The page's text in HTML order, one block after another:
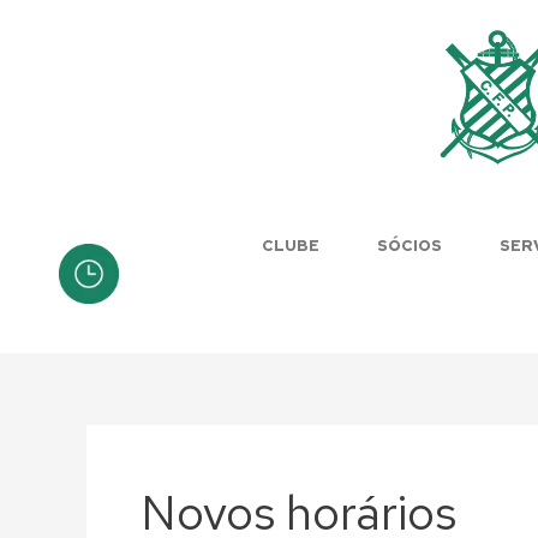
CLUBE SÓCIOS
Novos horários